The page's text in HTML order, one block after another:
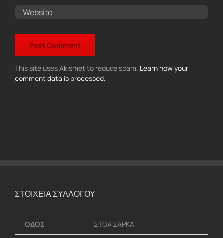
This site uses Akismet to reduce spam. Learn how your
comment data is processed.
ΣΤΟΙΧΕΙΑ ΣΥΛΛΟΓΟΥ
ΟΔΟΣ ΣΤΟΑ ΣΑΡΚΑ